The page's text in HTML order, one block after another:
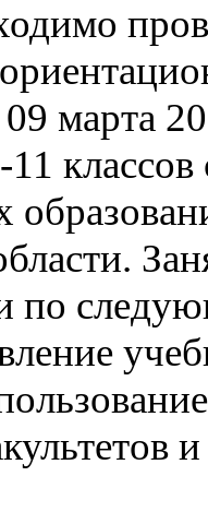
марта
классов
по